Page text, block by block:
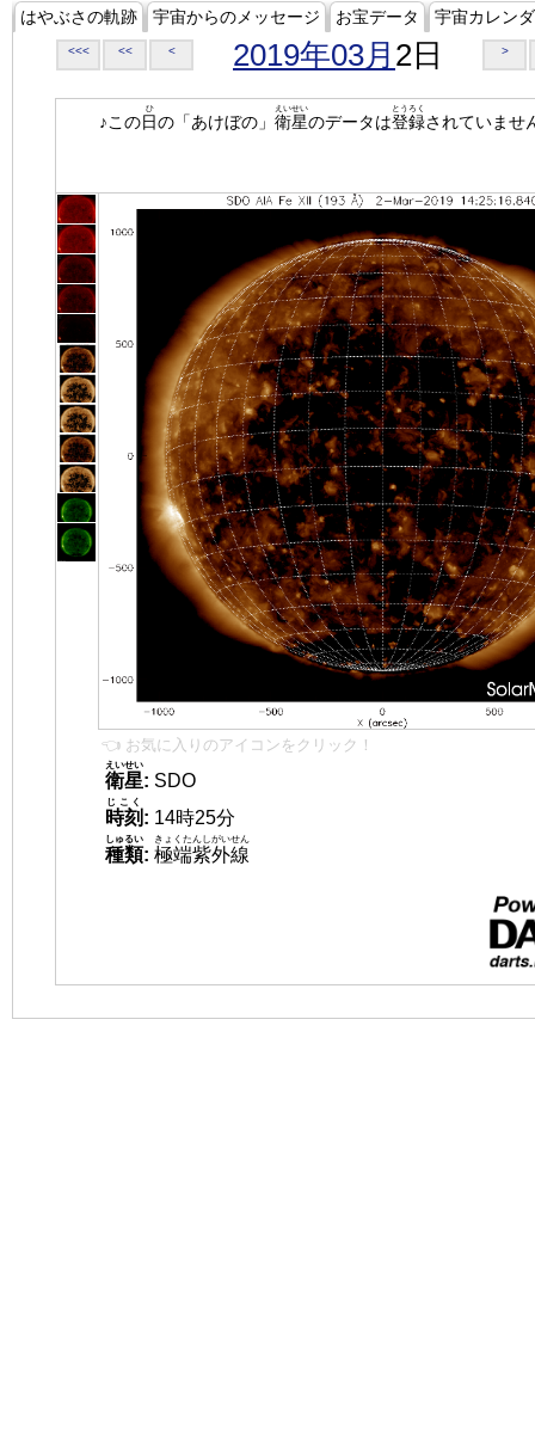
はやぶさの軌跡 宇宙からのメッセージ お宝データ 宇宙カレン
<<< << < 2019年03月 2日 >
♪この日
ひ
の「あけぼの」 衛星
えいせい
のデータは登録
とうろく
されていませ
👈 お気に入りのアイコンをクリック！
衛星
えいせい
: SDO
時刻
じこく
: 14時25分
種類
しゅるい
: 極端紫外線
きょくたんしがいせん